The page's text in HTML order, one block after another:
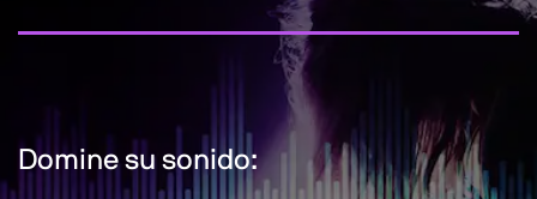
Domine su sonido: